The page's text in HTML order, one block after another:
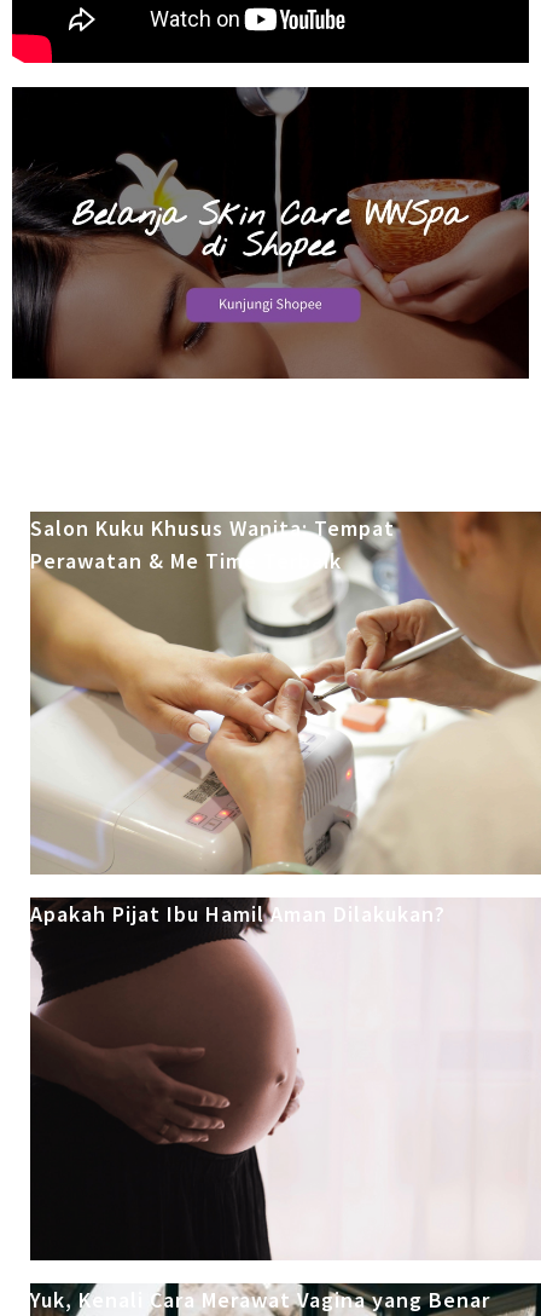
Salon Kuku Khusus Wanita: Tempat
Perawatan & Me Time Terbaik
Apakah Pijat Ibu Hamil Aman Dilakukan?
Yuk, Kenali Cara Merawat Vagina yang Benar